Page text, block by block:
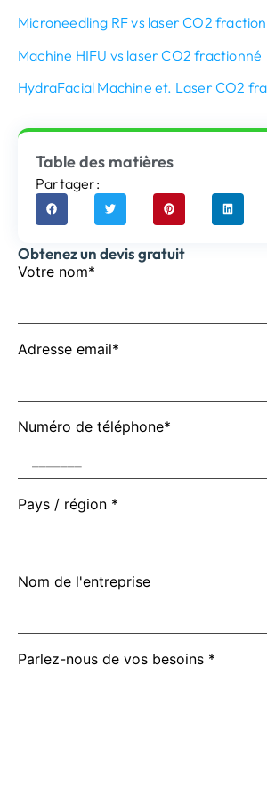
Microneedling RF vs laser CO2
Machine HIFU vs laser CO2 fractionné
HydraFacial Machine et. Laser CO2
Table des matières
Partager:
Obtenez un devis gratuit
Votre nom*
Adresse email*
Numéro de téléphone*
Pays / région *
Nom de l'entreprise
Parlez-nous de vos besoins *